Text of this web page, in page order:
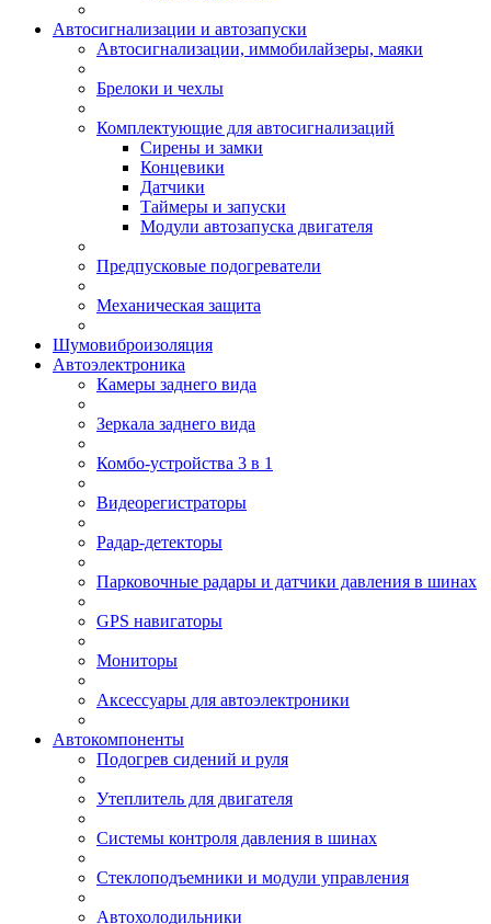
Автосигнализации и автозапуски
Автосигнализации, иммобилайзеры, маяки
Брелоки и чехлы
Комплектующие для автосигнализаций
Сирены и замки
Концевики
Датчики
Таймеры и запуски
Модули автозапуска двигателя
Предпусковые подогреватели
Механическая защита
Шумовиброизоляция
Автоэлектроника
Камеры заднего вида
Зеркала заднего вида
Комбо-устройства 3 в 1
Видеорегистраторы
Радар-детекторы
Парковочные радары и датчики давления в шинах
GPS навигаторы
Мониторы
Аксессуары для автоэлектроники
Автокомпоненты
Подогрев сидений и руля
Утеплитель для двигателя
Системы контроля давления в шинах
Стеклоподъемники и модули управления
Автохолодильники